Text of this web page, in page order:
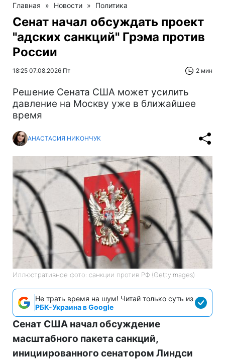
Главная » Новости » Политика
Сенат начал обсуждать проект
"адских санкций" Грэма против
России
18:25 07.08.2026 Пт 2 мин
Решение Сената США может усилить
давление на Москву уже в ближайшее
время
АНАСТАСИЯ НИКОНЧУК
Иллюстративное фото: санкции против РФ (GettyImages)
Не трать время на шум! Читай только суть из
РБК-Украина в Google
Сенат США начал обсуждение
масштабного пакета санкций,
инициированного сенатором Линдси